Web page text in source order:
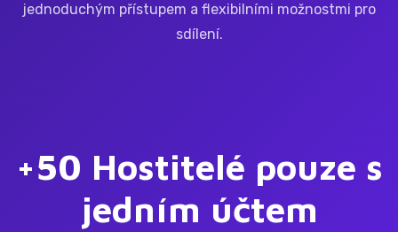
jednoduchým přístupem a flexibilními možnostmi pro
sdílení.
+50 Hostitelé pouze s
jedním účtem